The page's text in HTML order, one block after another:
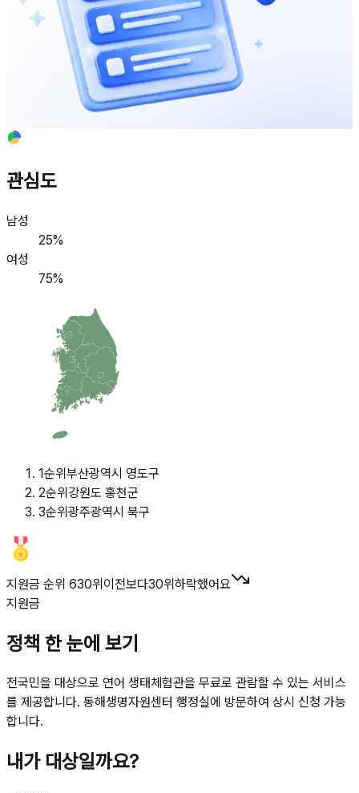
관심도
남성
25%
여성
75%
1순위부산광역시 영도구
2순위강원도 홍천군
3순위광주광역시 북구
지원금 순위 630위이전보다30위하락했어요
지원금
정책 한 눈에 보기
전국민을 대상으로 연어 생태체험관을 무료로 관람할 수 있는 서비스
를 제공합니다. 동해생명자원센터 행정실에 방문하여 상시 신청 가능
합니다.
내가 대상일까요?